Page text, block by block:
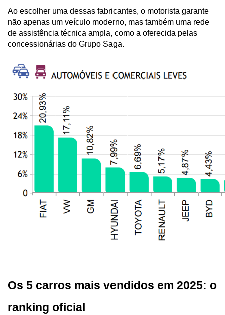
Ao escolher uma dessas fabricantes, o motorista garante
não apenas um veículo moderno, mas também uma rede
de assistência técnica ampla, como a oferecida pelas
concessionárias do Grupo Saga.
Os 5 carros mais vendidos em 2025: o
ranking oficial